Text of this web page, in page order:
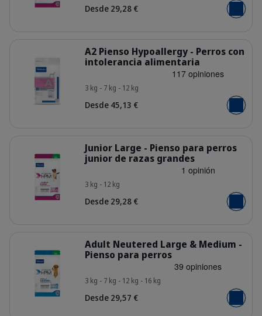
Desde 29,28 € Añadir
A2 Pienso Hypoallergy - Perros con
intolerancia alimentaria
3 kg - 7 kg - 12 kg
Desde 45,13 € Añadir
Junior Large - Pienso para perros
junior de razas grandes
3 kg - 12 kg
Desde 29,28 € Añadir
HQ_HPM_Packaging-without-
Adult Neutered Large & Medium -
Pienso para perros
3 kg - 7 kg - 12 kg - 16 kg
Desde 29,57 € Añadir